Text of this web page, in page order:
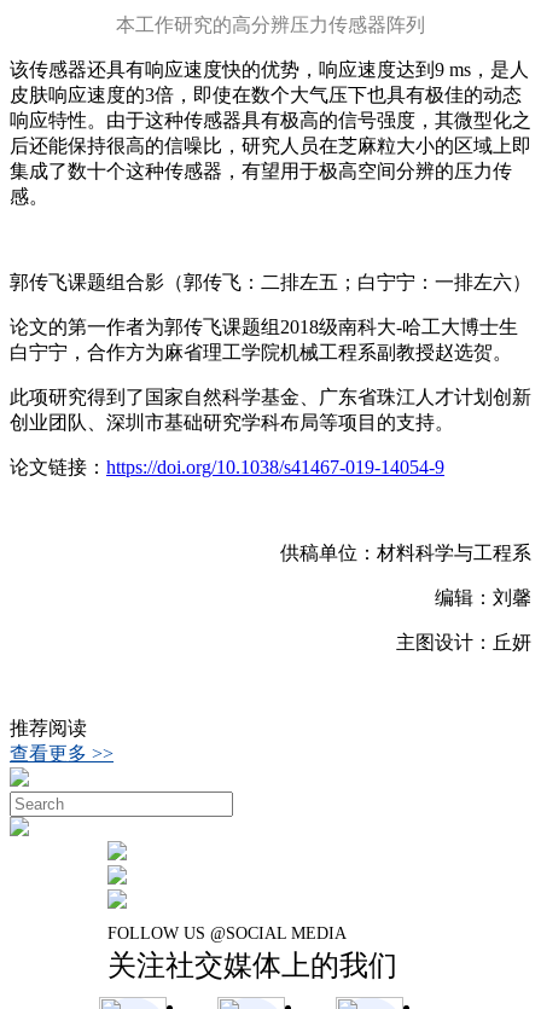
本工作研究的高分辨压力传感器阵列
该传感器还具有响应速度快的优势，响应速度达到9 ms，是人
皮肤响应速度的3倍，即使在数个大气压下也具有极佳的动态
响应特性。由于这种传感器具有极高的信号强度，其微型化之
后还能保持很高的信噪比，研究人员在芝麻粒大小的区域上即
集成了数十个这种传感器，有望用于极高空间分辨的压力传
感。
郭传飞课题组合影（郭传飞：二排左五；白宁宁：一排左六）
论文的第一作者为郭传飞课题组2018级南科大-哈工大博士生
白宁宁，合作方为麻省理工学院机械工程系副教授赵选贺。
此项研究得到了国家自然科学基金、广东省珠江人才计划创新
创业团队、深圳市基础研究学科布局等项目的支持。
论文链接： https://doi.org/10.1038/s41467-019-14054-9
供稿单位：材料科学与工程系
编辑：刘馨
主图设计：丘妍
推荐阅读
查看更多 >>
FOLLOW US @SOCIAL MEDIA
关注社交媒体上的我们